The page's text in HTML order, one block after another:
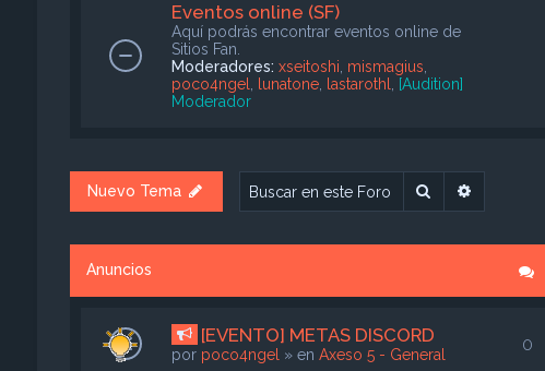
Eventos online (SF)
Aquí podrás encontrar eventos online de
Sitios Fan.
Moderadores: xseitoshi mismagius
poco4ngel
lunatone, lastarothl
[Audition]
Moderador
Nuevo Tema Buscar
Anuncios
[EVENTO] METAS DISCORD
por poco4ngel » en Axeso 5 - General 0